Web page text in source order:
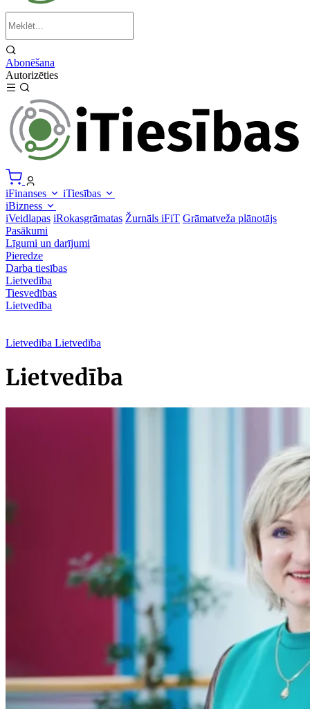
Abonēšana
Autorizēties
iFinanses
iTiesības
iBizness
iVeidlapas iRokasgrāmatas Žurnāls iFiT Grāmatveža plānotājs
Pasākumi
Līgumi un darījumi
Pieredze
Darba tiesības
Lietvedība
Tiesvedības
Lietvedība
Lietvedība Lietvedība
Lietvedība